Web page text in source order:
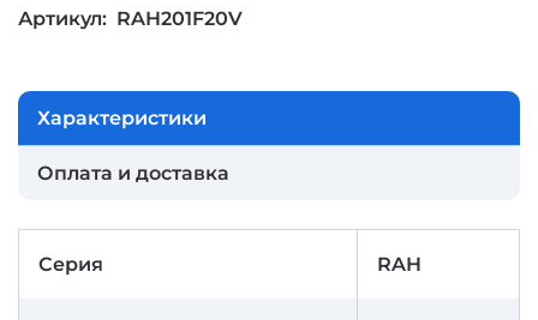
Артикул: RAH201F20V
Характеристики
Оплата и доставка
Серия RAH